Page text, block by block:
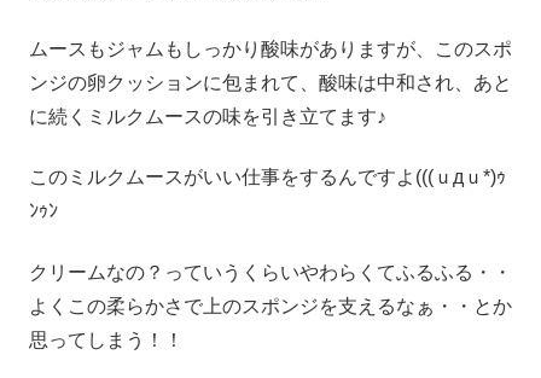
ムースもジャムもしっかり酸味がありますが、このスポ
ンジの卵クッションに包まれて、酸味は中和され、あと
に続くミルクムースの味を引き立てます♪
このミルクムースがいい仕事をするんですよ(((ｕдｕ*)ｩ
ﾝｩﾝ
クリームなの？っていうくらいやわらくてふるふる・・
よくこの柔らかさで上のスポンジを支えるなぁ・・とか
思ってしまう！！